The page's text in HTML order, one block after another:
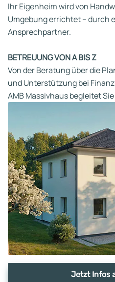
Ihr Eigenheim wird von
Umgebung errichtet – durch
Ansprechpartner.
BETREUUNG VON A BIS Z
Von der Beratung über die
und Unterstützung bei
AMB Massivhaus begleitet
Jetzt Infos